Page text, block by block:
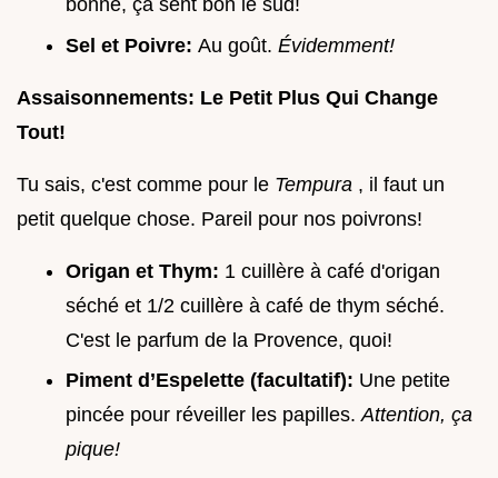
Sel et Poivre: Au goût. Évidemment!
Assaisonnements: Le Petit Plus Qui Change
Tout!
Tu sais, c'est comme pour le Tempura , il faut un
petit quelque chose. Pareil pour nos poivrons!
Origan et Thym: 1 cuillère à café d'origan
séché et 1/2 cuillère à café de thym séché.
C'est le parfum de la Provence, quoi!
Piment d’Espelette (facultatif): Une petite
pincée pour réveiller les papilles.Attention, ça
pique!